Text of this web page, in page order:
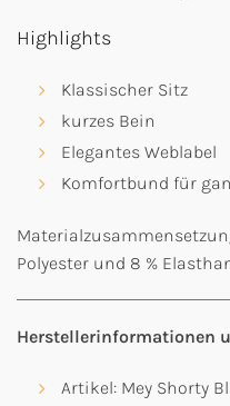
Highlights
Klassischer Sitz
kurzes Bein
Elegantes Weblabel
Komfortbund für
Polyester und 8 %
Herstellerinformationen
Artikel: Mey Shorty